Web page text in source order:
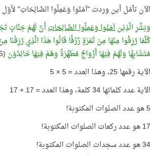
الآن تأمّل أين وردت "آمَنُوا وَعَمِلُوا الصَّالِحَاتِ"
وَبَشِّرِ الَّذِيْنآمَنُوا وَعَمِلُوا الصَّالِحَاتِأَنَّ لَهُمْ جَنَّاتٍ
كُلَّمَا رُزِقُوا مِنْهَا مِنْ ثَمَرَةٍ رِّزْقًا قَالُوا هَذَا الَّذِي رُزِقْنَا
مُتَشَابِهًا وَلَهُمْ فِيْهَا أَزْوَاجٌ مُطَهَّرَةٌ وَهُمْ فِيْهَا خَالِدُوْنَ (25) البقرة
الآية رقمها 25، وهذا العدد = 5 × 5
الآية عدد كلماتها 34 كلمة، وهذا العدد = 17 + 17
5 هو عدد الصلوات المكتوبة!
17 هو عدد ركعات الصلوات المكتوبة!
34 هو عدد سجدات الصلوات المكتوبة!